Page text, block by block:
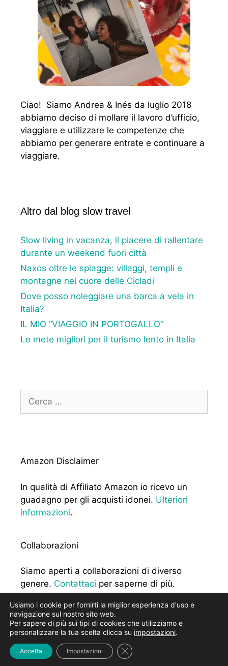
Ciao! Siamo Andrea & Inés da luglio 2018
abbiamo deciso di mollare il lavoro d’ufficio,
viaggiare e utilizzare le competenze che
abbiamo per generare entrate e continuare a
viaggiare.
Altro dal blog slow travel
Slow living in vacanza, il piacere di rallentare
durante un weekend fuori città
Naxos oltre le spiagge: villaggi, templi e
montagne nel cuore delle Cicladi
Dove posso noleggiare una barca a vela in
Italia?
IL MIO “VIAGGIO IN PORTOGALLO”
Le mete migliori per il turismo lento in Italia
Ricerca
Amazon Disclaimer
In qualità di Affiliato Amazon io ricevo un
guadagno per gli acquisti idonei. Ulteriori
informazioni.
Collaborazioni
Siamo aperti a collaborazioni di diverso
genere. Contattaci per saperne di più.
2026 - Slow Moove, blog di viaggi - P.I. 02629000742 -
Privacy&Cookie Policy
Usiamo i cookie per fornirti la miglior esperienza d'uso e
navigazione sul nostro sito web.
Per sapere di più sui tipi di cookies che utilizziamo e
personalizzare la tua scelta clicca su impostazioni.
Accetta Impostazioni Close GDPR Cookie Banner